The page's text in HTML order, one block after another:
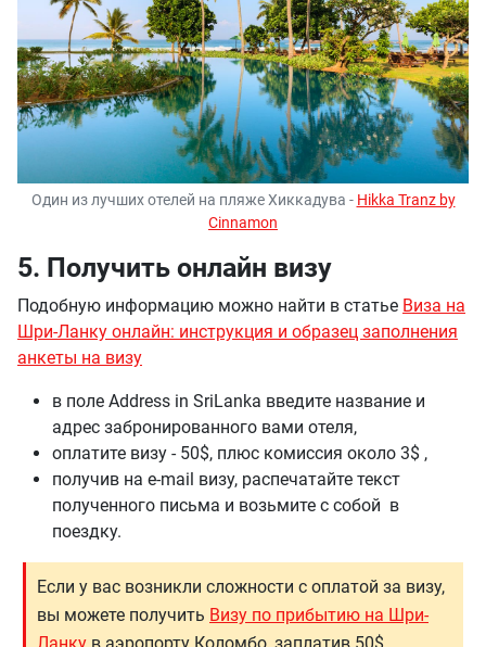
Один из лучших отелей на пляже Хиккадува - Hikka Tranz by
Cinnamon
5. Получить онлайн визу
Подобную информацию можно найти в статье Виза на
Шри-Ланку онлайн: инструкция и образец заполнения
анкеты на визу
в поле Address in SriLanka введите название и
адрес забронированного вами отеля,
оплатите визу - 50$, плюс комиссия около 3$ ,
получив на e-mail визу, распечатайте текст
полученного письма и возьмите с собой в
поездку.
Если у вас возникли сложности с оплатой за визу,
вы можете получить Визу по прибытию на Шри-